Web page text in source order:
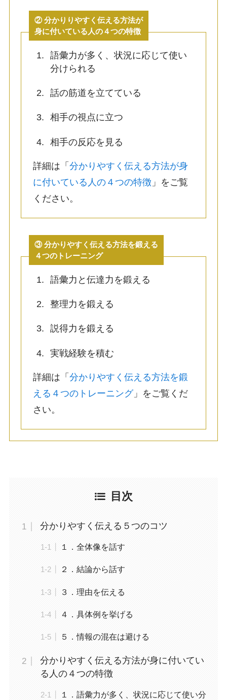
② 分かりりやすく伝える方法が
身に付いている人の４つの特徴
語彙力が多く、状況に応じて使い
分けられる
話の筋道を立てている
相手の視点に立つ
相手の反応を見る
詳細は「 分かりやすく伝える方法が身
に付いている人の４つの特徴 」をご覧
ください。
③ 分かりやすく伝える方法を鍛える
４つのトレーニング
語彙力と伝達力を鍛える
整理力を鍛える
説得力を鍛える
実戦経験を積む
詳細は「 分かりやすく伝える方法を鍛
える４つのトレーニング」をご覧くだ
さい。
目次
分かりやすく伝える５つのコツ
１．全体像を話す
２．結論から話す
３．理由を伝える
４．具体例を挙げる
５．情報の混在は避ける
分かりやすく伝える方法が身に付いてい
る人の４つの特徴
１．語彙力が多く、状況に応じて使い分